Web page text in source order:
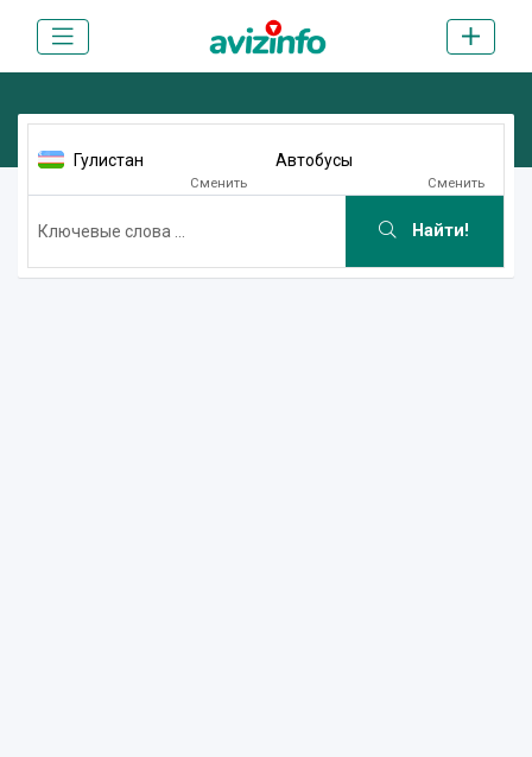
Гулистан
Сменить
Автобусы
Сменить
Найти!